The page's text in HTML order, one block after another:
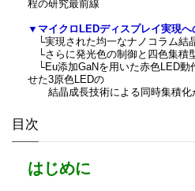
程の研究最前線
▼マイクロLEDディスプレイ実現へ
└実現された均一なナノコラム結
└さらに発光色の制御と四色集積
└Eu添加GaNを用いた赤色LED動
せた3原色LEDの
結晶成長技術による同時集積化
目次
はじめに